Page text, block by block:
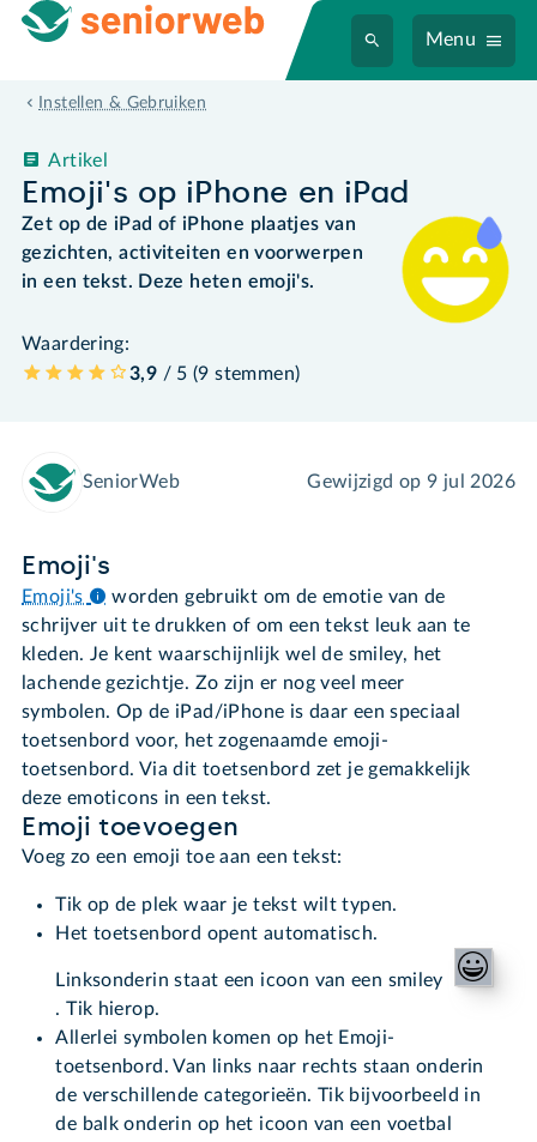
Menu
Instellen & Gebruiken
Emoji's op iPhone en iPad
Artikel
Zet op de iPad of iPhone plaatjes van
gezichten, activiteiten en voorwerpen
in een tekst. Deze heten emoji's.
Waardering:
3,9 / 5 (9 stemmen)
SeniorWeb Gewijzigd op 9 jul 2026
Emoji's
Emoji's
worden gebruikt om de emotie van de
schrijver uit te drukken of om een tekst leuk aan te
kleden. Je kent waarschijnlijk wel de smiley, het
lachende gezichtje. Zo zijn er nog veel meer
symbolen. Op de iPad/iPhone is daar een speciaal
toetsenbord voor, het zogenaamde emoji-
toetsenbord. Via dit toetsenbord zet je gemakkelijk
deze emoticons in een tekst.
Emoji toevoegen
Voeg zo een emoji toe aan een tekst:
Tik op de plek waar je tekst wilt typen.
Het toetsenbord opent automatisch.
Linksonderin staat een icoon van een smiley
. Tik hierop.
Allerlei symbolen komen op het Emoji-
toetsenbord. Van links naar rechts staan onderin
de verschillende categorieën. Tik bijvoorbeeld in
de balk onderin op het icoon van een voetbal